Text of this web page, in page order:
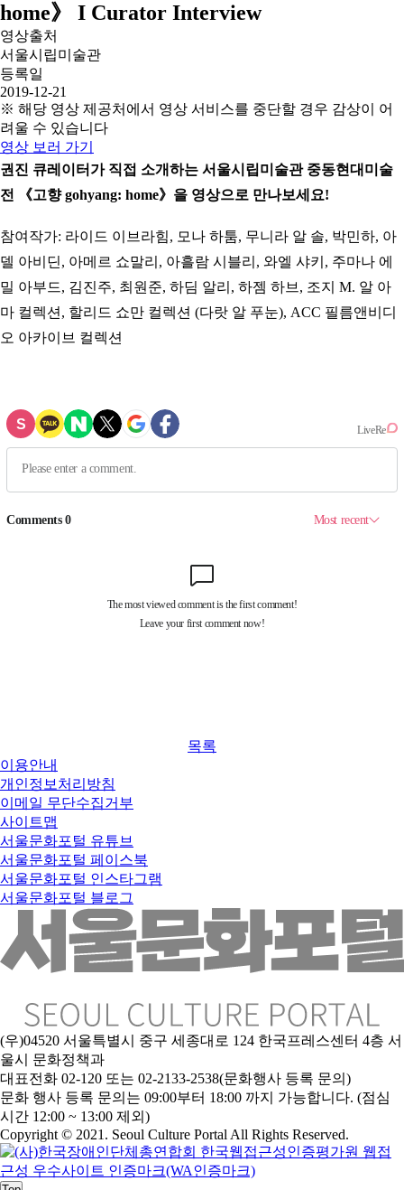
home》 I Curator Interview
영상출처
서울시립미술관
등록일
2019-12-21
※ 해당 영상 제공처에서 영상 서비스를 중단할 경우 감상이 어
려울 수 있습니다
영상 보러 가기
권진 큐레이터가 직접 소개하는 서울시립미술관 중동현대미술
전 《고향 gohyang: home》을 영상으로 만나보세요!
참여작가: 라이드 이브라힘, 모나 하툼, 무니라 알 솔, 박민하, 아
델 아비딘, 아메르 쇼말리, 아흘람 시블리, 와엘 샤키, 주마나 에
밀 아부드, 김진주, 최원준, 하딤 알리, 하젬 하브, 조지 M. 알 아
마 컬렉션, 할리드 쇼만 컬렉션 (다랏 알 푸눈), ACC 필름앤비디
오 아카이브 컬렉션
목록
이용안내
개인정보처리방침
이메일 무단수집거부
사이트맵
서울문화포털 유튜브
서울문화포털 페이스북
서울문화포털 인스타그램
서울문화포털 블로그
(우)04520 서울특별시 중구 세종대로 124 한국프레스센터 4층 서
울시 문화정책과
대표전화 02-120 또는 02-2133-2538(문화행사 등록 문의)
문화 행사 등록 문의는 09:00부터 18:00 까지 가능합니다. (점심
시간 12:00 ~ 13:00 제외)
Copyright © 2021. Seoul Culture Portal All Rights Reserved.